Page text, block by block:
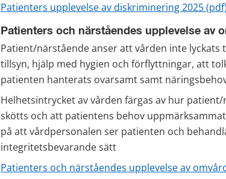
Patienters upplevelse av diskriminering 2025 (pdf)
Patienters och närståendes upplevelse av
Patient/närstående anser att vården inte lyckats
tillsyn, hjälp med hygien och förflyttningar, att
patienten hanterats ovarsamt samt
Helhetsintrycket av vården färgas av hur
skötts och att patientens behov
på att vårdpersonalen ser patienten och
integritetsbevarande sätt
Patienters och närståendes upplevelse av